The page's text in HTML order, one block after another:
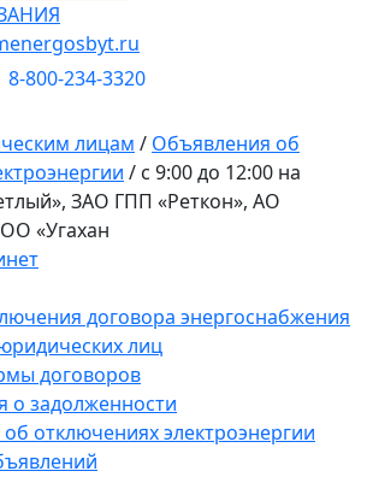
8-800-234-3320
лицам / Объявления об
/ с 9:00 до 12:00 на
ЗАО ГПП «Реткон», АО
«Угахан
договора энергоснабжения
лиц
договоров
о задолженности
отключениях электроэнергии